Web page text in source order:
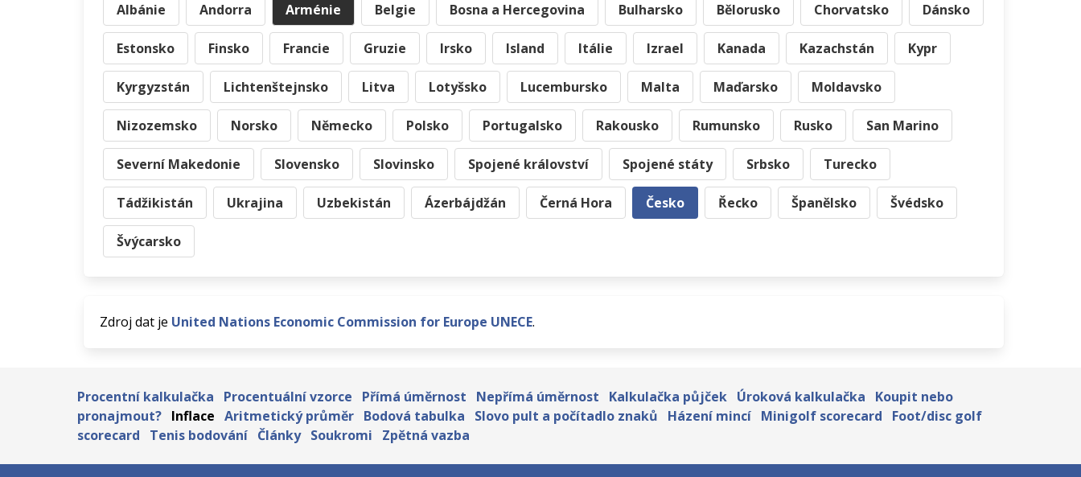
Albánie Andorra Arménie Belgie Bosna a Hercegovina Bulharsko Bělorusko Chorvatsko Dánsko
Estonsko Finsko Francie Gruzie Irsko Island Itálie Izrael Kanada Kazachstán Kypr
Kyrgyzstán Lichtenštejnsko Litva Lotyšsko Lucembursko Malta Maďarsko Moldavsko
Nizozemsko Norsko Německo Polsko Portugalsko Rakousko Rumunsko Rusko San Marino
Severní Makedonie Slovensko Slovinsko Spojené království Spojené státy Srbsko Turecko
Tádžikistán Ukrajina Uzbekistán Ázerbájdžán Černá Hora Česko Řecko Španělsko Švédsko
Švýcarsko
Zdroj dat je United Nations Economic Commission for Europe UNECE.
Procentní kalkulačka Procentuální vzorce Přímá úměrnost Nepřímá úměrnost Kalkulačka půjček Úroková kalkulačka
Koupit nebo
pronajmout? Inflace Aritmetický průměr Bodová tabulka Slovo pult a počítadlo znaků Házení mincí Minigolf scorecard
Foot/disc golf
scorecard
Tenis bodování Články Soukromi Zpětná vazba